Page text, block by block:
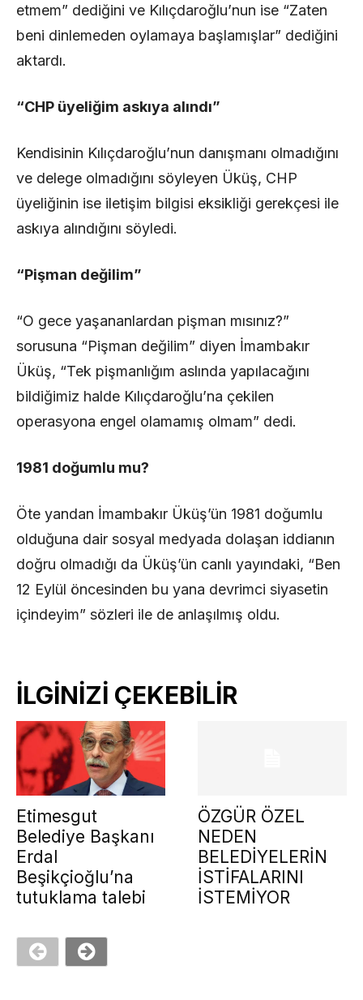
etmem” dediğini ve Kılıçdaroğlu’nun ise “Zaten
beni dinlemeden oylamaya başlamışlar” dediğini
aktardı.
“CHP üyeliğim askıya alındı”
Kendisinin Kılıçdaroğlu’nun danışmanı olmadığını
ve delege olmadığını söyleyen Üküş, CHP
üyeliğinin ise iletişim bilgisi eksikliği gerekçesi ile
askıya alındığını söyledi.
“Pişman değilim”
“O gece yaşananlardan pişman mısınız?”
sorusuna “Pişman değilim” diyen İmambakır
Üküş, “Tek pişmanlığım aslında yapılacağını
bildiğimiz halde Kılıçdaroğlu’na çekilen
operasyona engel olamamış olmam” dedi.
1981 doğumlu mu?
Öte yandan İmambakır Üküş’ün 1981 doğumlu
olduğuna dair sosyal medyada dolaşan iddianın
doğru olmadığı da Üküş’ün canlı yayındaki, “Ben
12 Eylül öncesinden bu yana devrimci siyasetin
içindeyim” sözleri ile de anlaşılmış oldu.
İLGİNİZİ ÇEKEBİLİR
Etimesgut
Belediye Başkanı
Erdal
Beşikçioğlu’na
tutuklama talebi
ÖZGÜR ÖZEL
NEDEN
BELEDİYELERİN
İSTİFALARINI
İSTEMİYOR